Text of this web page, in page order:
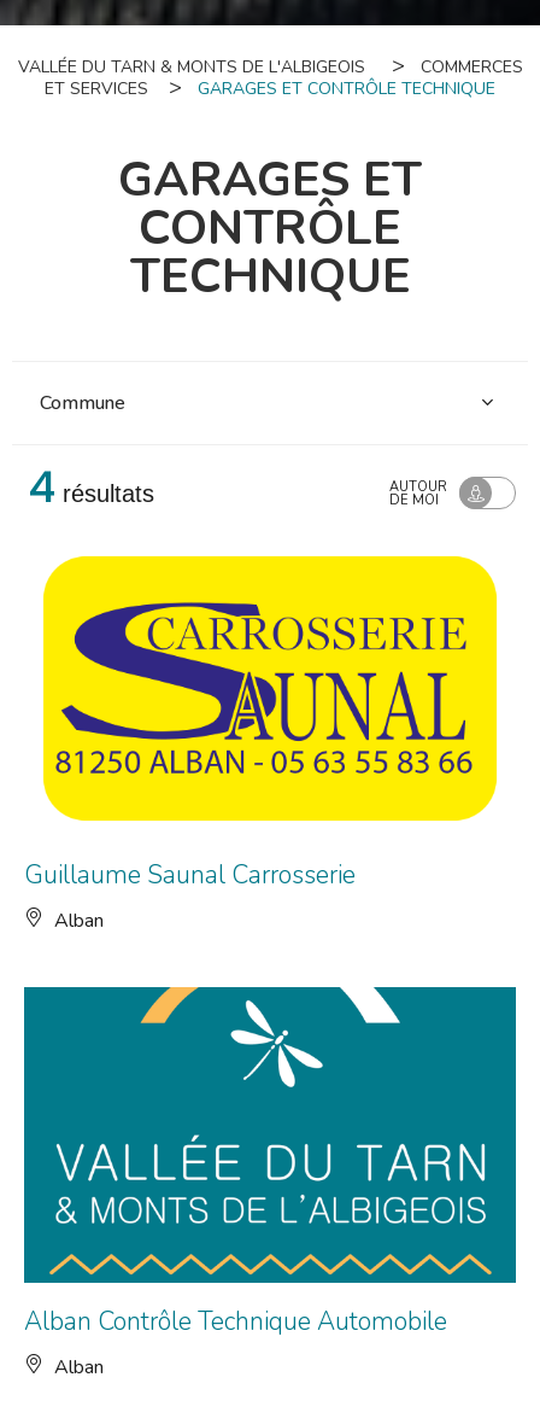
VALLÉE DU TARN & MONTS DE L'ALBIGEOIS
COMMERCES
ET SERVICES
GARAGES ET CONTRÔLE TECHNIQUE
GARAGES ET
CONTRÔLE
TECHNIQUE
4 résultats AUTOUR
DE MOI
Guillaume Saunal Carrosserie
Alban
Alban Contrôle Technique Automobile
Alban